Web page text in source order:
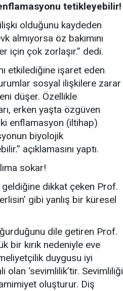
tetikleyebilir!
olduğunu kaydeden
almıyorsa öz bakımını
için çok zorlaşır.” dedi.
etkilediğine işaret eden
sosyal ilişkilere zarar
düşer. Özellikle
erken yaşta özgüven
enflamasyon (iltihap)
biyolojik
açıklamasını yaptı.
sokar!
dikkat çeken Prof.
gibi yanlış bir küresel
dile getiren Prof.
bir kırık nedeniyle eve
duygusu iyi
‘sevimlilik’tir. Sevimliliği
oluşturur. Diş